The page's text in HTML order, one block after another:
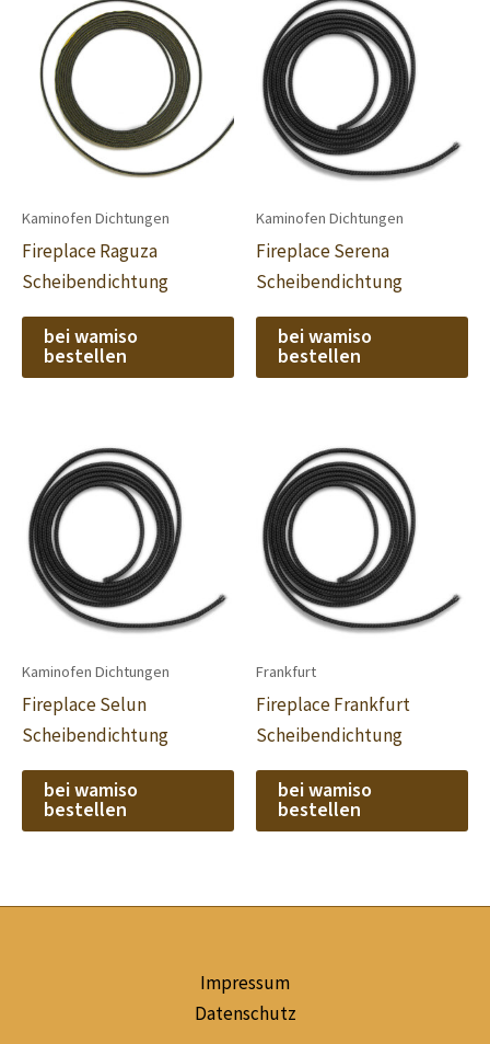
Kaminofen Dichtungen
Fireplace Raguza
Scheibendichtung
bei wamiso
bestellen
Kaminofen Dichtungen
Fireplace Serena
Scheibendichtung
bei wamiso
bestellen
Kaminofen Dichtungen
Fireplace Selun
Scheibendichtung
bei wamiso
bestellen
Frankfurt
Fireplace Frankfurt
Scheibendichtung
bei wamiso
bestellen
Impressum
Datenschutz